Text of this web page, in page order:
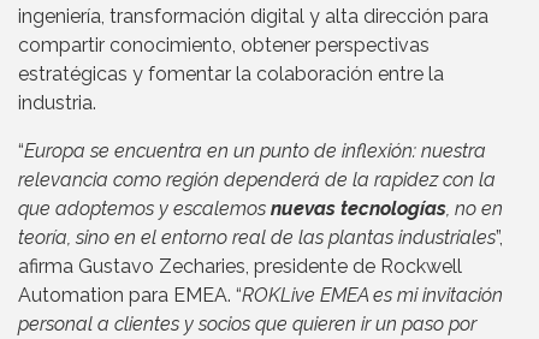
ingeniería, transformación digital y alta dirección para
compartir conocimiento, obtener perspectivas
estratégicas y fomentar la colaboración entre la
industria.
“Europa se encuentra en un punto de inflexión: nuestra
relevancia como región dependerá de la rapidez con la
que adoptemos y escalemos nuevas tecnologías , no en
teoría, sino en el entorno real de las plantas industriales”,
afirma Gustavo Zecharies, presidente de Rockwell
Automation para EMEA. “ROKLive EMEA es mi invitación
personal a clientes y socios que quieren ir un paso por